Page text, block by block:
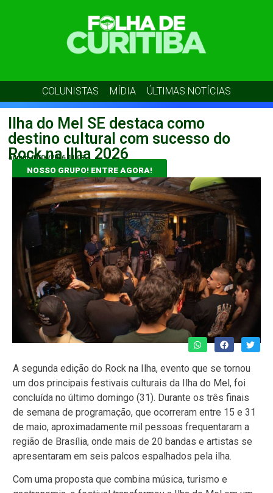
COLUNISTAS MÍDIA ÚLTIMAS NOTÍCIAS
Ilha do Mel SE destaca como
destino cultural com sucesso do
Rock na Ilha 2026
admin 03/06/2026 11:09
NOSSO GRUPO! ENTRE AGORA!
A segunda edição do Rock na Ilha, evento que se tornou
um dos principais festivais culturais da Ilha do Mel, foi
concluída no último domingo (31). Durante os três finais
de semana de programação, que ocorreram entre 15 e 31
de maio, aproximadamente mil pessoas frequentaram a
região de Brasília, onde mais de 20 bandas e artistas se
apresentaram em seis palcos espalhados pela ilha.
Com uma proposta que combina música, turismo e